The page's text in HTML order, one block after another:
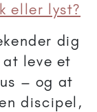
eller lyst?
dig
at leve et
– og at
discipel,